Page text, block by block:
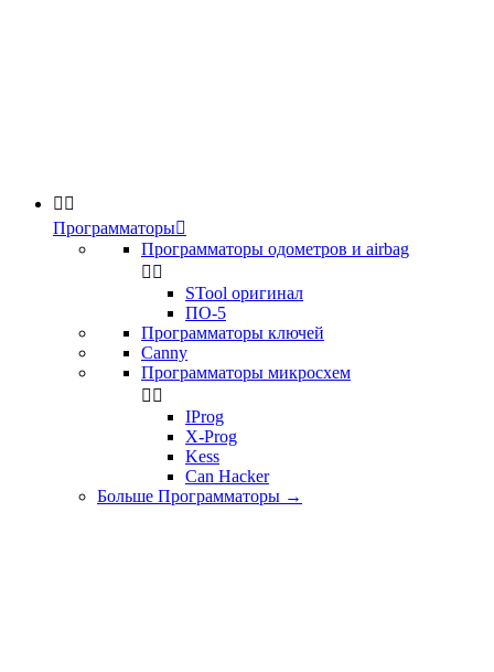
 
Программаторы
Программаторы одометров и airbag
 
STool оригинал
ПО-5
Программаторы ключей
Canny
Программаторы микросхем
 
IProg
X-Prog
Kess
Can Hacker
Больше Программаторы →